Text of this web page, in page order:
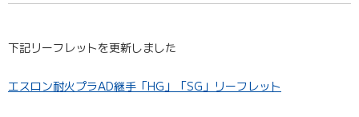
下記リーフレットを更新しました
エスロン耐火プラAD継手「HG」「SG」リーフレット